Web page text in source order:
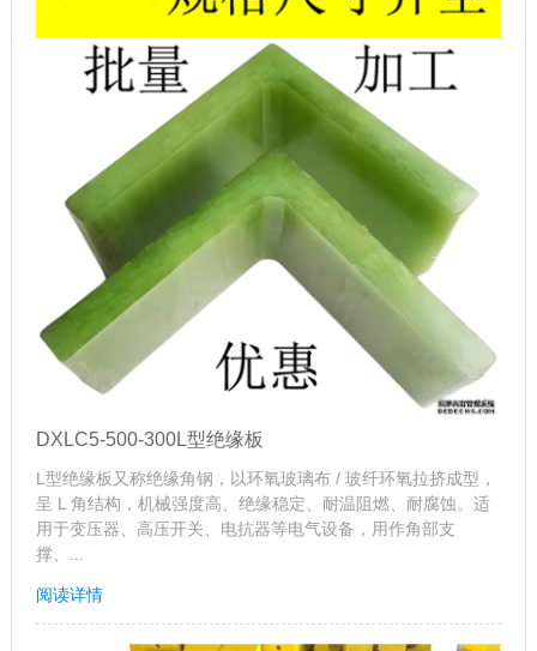
DXLC5-500-300L型绝缘板
L型绝缘板又称绝缘角钢，以环氧玻璃布 / 玻纤环氧拉挤成型，
呈 L 角结构，机械强度高、绝缘稳定、耐温阻燃、耐腐蚀。适
用于变压器、高压开关、电抗器等电气设备，用作角部支
撑、...
阅读详情